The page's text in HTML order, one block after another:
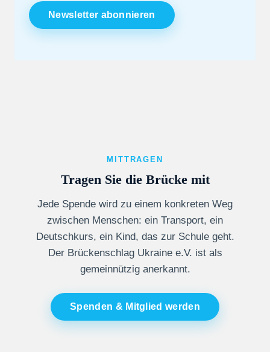
Newsletter abonnieren
MITTRAGEN
Tragen Sie die Brücke mit
Jede Spende wird zu einem konkreten Weg
zwischen Menschen: ein Transport, ein
Deutschkurs, ein Kind, das zur Schule geht.
Der Brückenschlag Ukraine e.V. ist als
gemeinnützig anerkannt.
Spenden & Mitglied werden